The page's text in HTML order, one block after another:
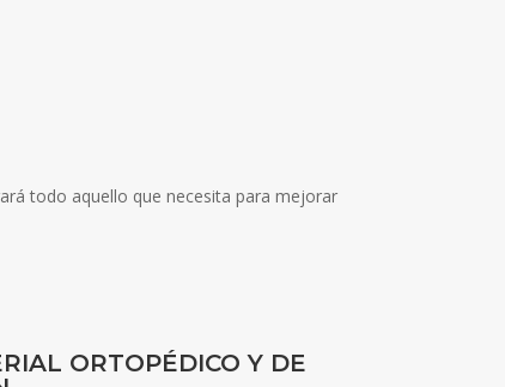
todo aquello que necesita para mejorar
ORTOPÉDICO Y DE